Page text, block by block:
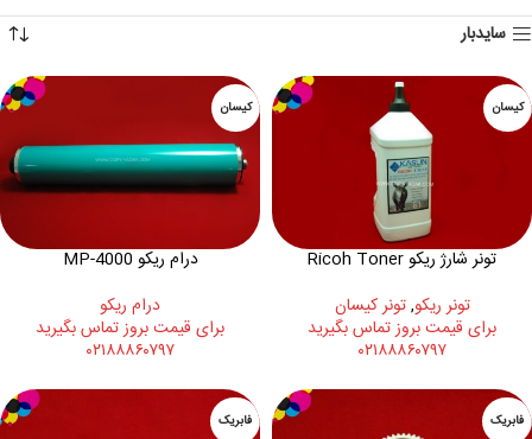
سایدبار
کیسان
تونر شارژ ریکو Ricoh Toner
تونر ريکو,تونر کیسان
برای قیمت بروز تماس بگیرید
۰۲۱۸۸۸۶۰۷۹۷
کیسان
درام ریکو MP-4000
درام ريکو
برای قیمت بروز تماس بگیرید
۰۲۱۸۸۸۶۰۷۹۷
فابریک فابریک